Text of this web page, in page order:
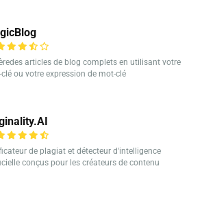
articles de blog complets en utilisant votre
ou votre expression de mot-clé
de plagiat et détecteur d'intelligence
conçus pour les créateurs de contenu